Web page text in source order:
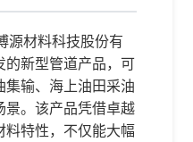
源材料科技股份有
的新型管道产品，可
输、海上油田采油
景。该产品凭借卓越
料特性，不仅能大幅